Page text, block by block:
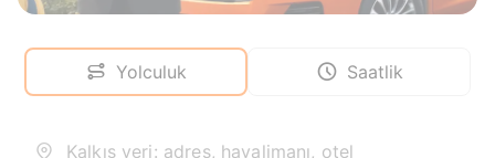
Yolculuk Saatlik
Kalkış yeri: adres, havalimanı, otel